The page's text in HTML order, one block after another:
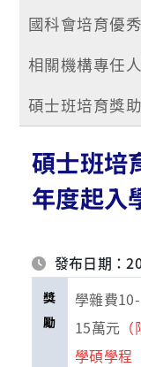
國科會培育優
相關機構專任
碩士班培育獎
碩士班培
年度起入
發布日期：
獎
勵
學雜費10-
15萬元
學碩學程